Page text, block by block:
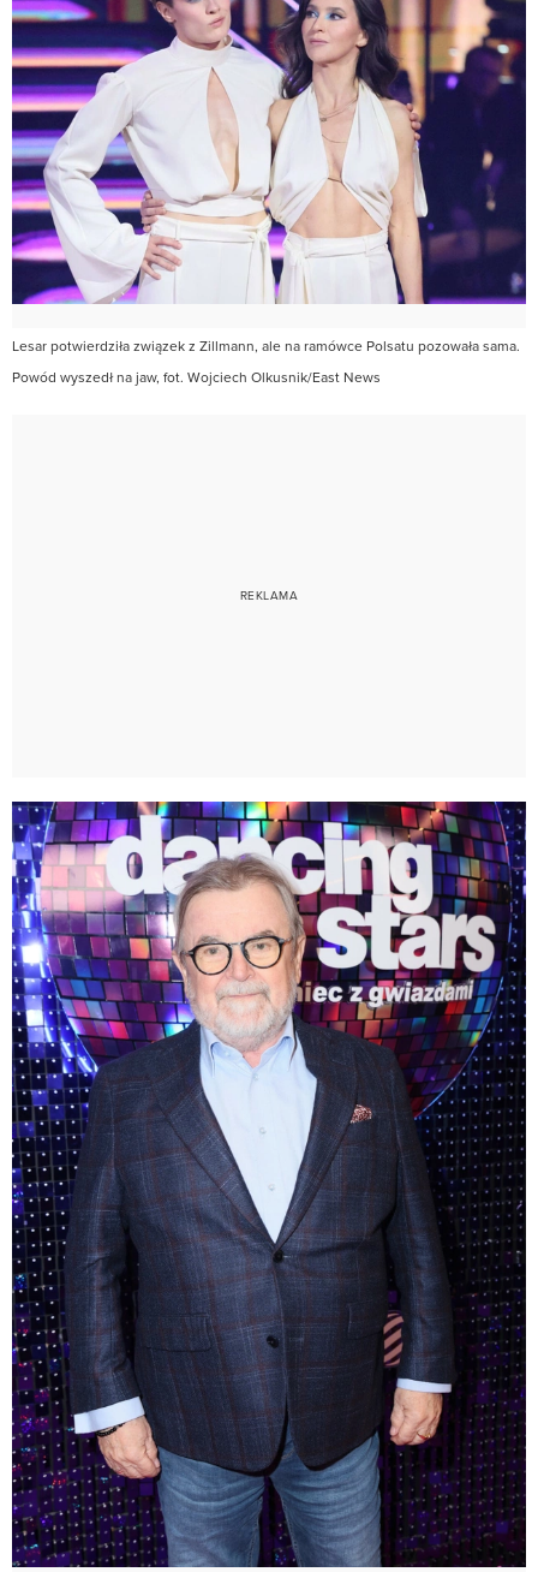
Lesar potwierdziła związek z Zillmann, ale na ramówce Polsatu pozowała sama.
Powód wyszedł na jaw, fot. Wojciech Olkusnik/East News